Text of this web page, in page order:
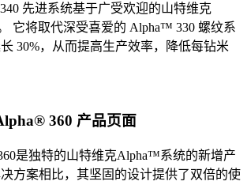
先进系统基于广受欢迎的山特维克
它将取代深受喜爱的 Alpha™ 330 螺纹系
30%，从而提高生产效率，降低每钻米
360 产品页面
是独特的山特维克Alpha™系统的新增产
方案相比，其坚固的设计提供了双倍的使